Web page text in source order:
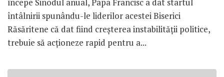
începe Sinodul anual, Papa Francisc a dat startul
întâlnirii spunându-le liderilor acestei Biserici
Răsăritene că dat fiind creșterea instabilității politice,
trebuie să acționeze rapid pentru a...